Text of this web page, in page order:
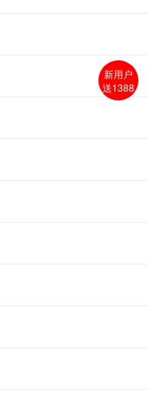
新用户
送1388